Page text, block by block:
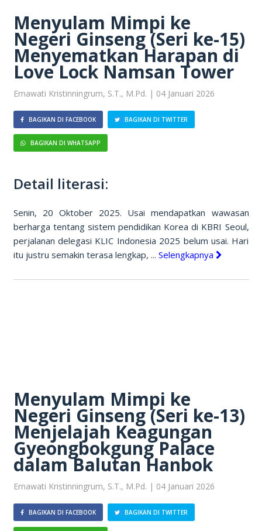
Menyulam Mimpi ke
Negeri Ginseng (Seri ke-15)
Menyematkan Harapan di
Love Lock Namsan Tower
Ernawati Kristinningrum, S.T., M.Pd. | 04 Januari 2026
BAGIKAN DI FACEBOOK BAGIKAN DI TWITTER
BAGIKAN DI WHATSAPP
Detail literasi:
Senin, 20 Oktober 2025. Usai mendapatkan wawasan
berharga tentang sistem pendidikan Korea di KBRI Seoul,
perjalanan delegasi KLIC Indonesia 2025 belum usai. Hari
itu justru semakin terasa lengkap, ... Selengkapnya
Menyulam Mimpi ke
Negeri Ginseng (Seri ke-13)
Menjelajah Keagungan
Gyeongbokgung Palace
dalam Balutan Hanbok
Ernawati Kristinningrum, S.T., M.Pd. | 04 Januari 2026
BAGIKAN DI FACEBOOK BAGIKAN DI TWITTER